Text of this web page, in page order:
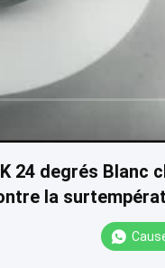
24 degrés Blanc
la